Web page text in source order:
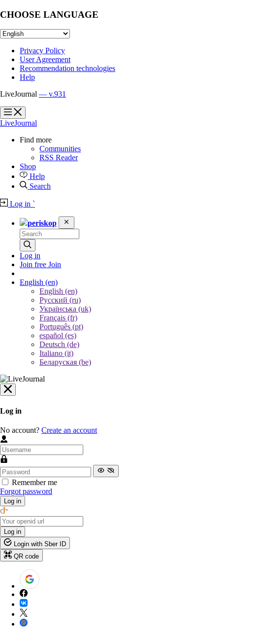
CHOOSE LANGUAGE
Privacy Policy
User Agreement
Recommendation technologies
Help
LiveJournal — v.931
?
?
LiveJournal
Find more
Communities
RSS Reader
Shop
Help
Search
Log in `
periskop
Log in
Join free Join
English (en)
English (en)
Русский (ru)
Українська (uk)
Français (fr)
Português (pt)
español (es)
Deutsch (de)
Italiano (it)
Беларуская (be)
Log in
No account? Create an account
Remember me
Forgot password
Log in
Log in
Login with Sber ID
QR code